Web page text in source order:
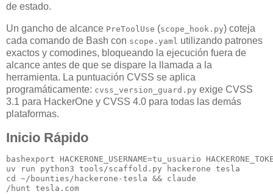
de estado.
Un gancho de alcance PreToolUse (scope_hook.py) coteja
cada comando de Bash con scope.yaml utilizando patrones
exactos y comodines, bloqueando la ejecución fuera de
alcance antes de que se dispare la llamada a la
herramienta. La puntuación CVSS se aplica
programáticamente: cvss_version_guard.py exige CVSS
3.1 para HackerOne y CVSS 4.0 para todas las demás
plataformas.
Inicio Rápido
bashexport HACKERONE_USERNAME=tu_usuario
uv run python3 tools/scaffold.py hackerone tesla
cd ~/bounties/hackerone-tesla && claude
/hunt tesla.com